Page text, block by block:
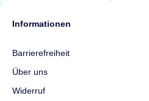
Informationen
Barrierefreiheit
Über uns
Widerruf